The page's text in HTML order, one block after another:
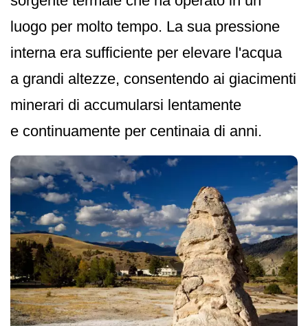
luogo per molto tempo. La sua pressione
interna era sufficiente per elevare l'acqua
a grandi altezze, consentendo ai giacimenti
minerari di accumularsi lentamente
e continuamente per centinaia di anni.